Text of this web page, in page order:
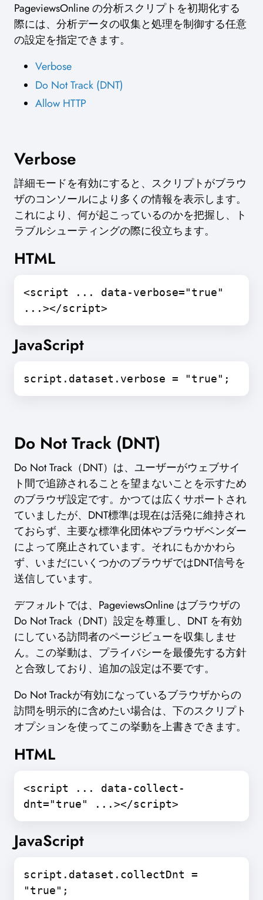
PageviewsOnline の分析スクリプトを初期化する
際には、分析データの収集と処理を制御する任意
の設定を指定できます。
Verbose
Do Not Track (DNT)
Allow HTTP
Verbose
詳細モードを有効にすると、スクリプトがブラウ
ザのコンソールにより多くの情報を表示します。
これにより、何が起こっているのかを把握し、ト
ラブルシューティングの際に役立ちます。
HTML
<script ... data-verbose="true"
...></script>
JavaScript
script.dataset.verbose = "true";
Do Not Track (DNT)
Do Not Track（DNT）は、ユーザーがウェブサイ
ト間で追跡されることを望まないことを示すため
のブラウザ設定です。かつては広くサポートされ
ていましたが、DNT標準は現在は活発に維持され
ておらず、主要な標準化団体やブラウザベンダー
によって廃止されています。それにもかかわら
ず、いまだにいくつかのブラウザではDNT信号を
送信しています。
デフォルトでは、PageviewsOnline はブラウザの
Do Not Track（DNT）設定を尊重し、DNT を有効
にしている訪問者のページビューを収集しませ
ん。この挙動は、プライバシーを最優先する方針
と合致しており、追加の設定は不要です。
Do Not Trackが有効になっているブラウザからの
訪問を明示的に含めたい場合は、下のスクリプト
オプションを使ってこの挙動を上書きできます。
HTML
<script ... data-collect-
dnt="true" ...></script>
JavaScript
script.dataset.collectDnt =
"true";